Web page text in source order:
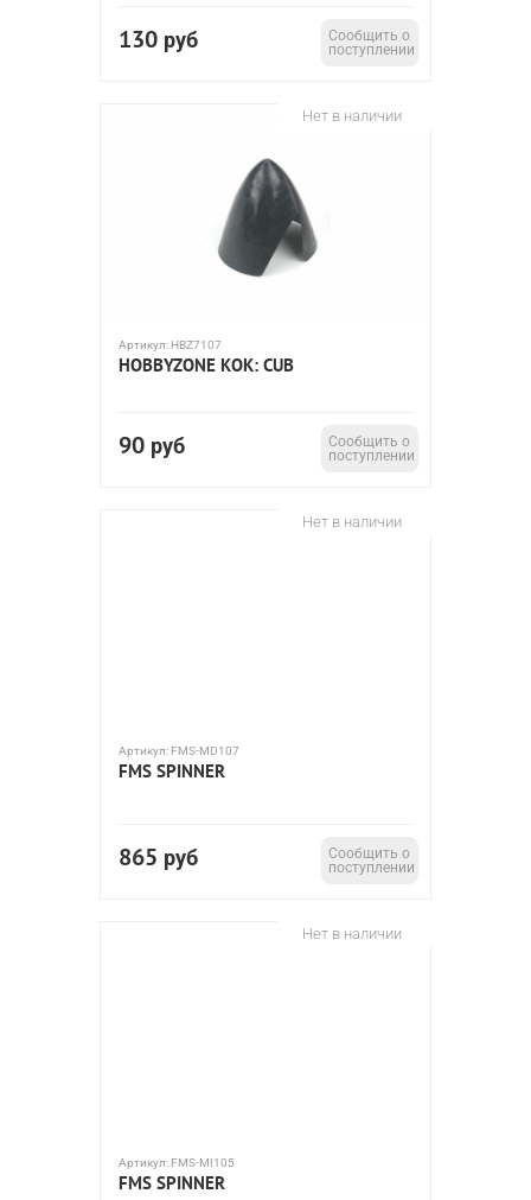
130 руб
Сообщить о
поступлении
Нет в наличии
Артикул: HBZ7107
HOBBYZONE КОК: CUB
90 руб
Сообщить о
поступлении
Нет в наличии
Артикул: FMS-MD107
FMS SPINNER
865 руб
Сообщить о
поступлении
Нет в наличии
Артикул: FMS-MI105
FMS SPINNER